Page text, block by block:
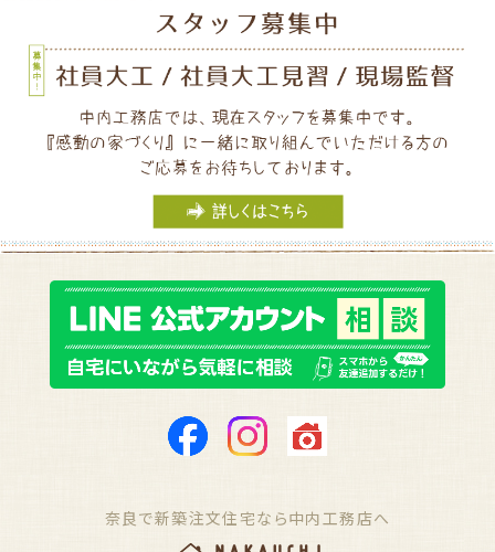
奈良で新築注文住宅なら中内工務店へ